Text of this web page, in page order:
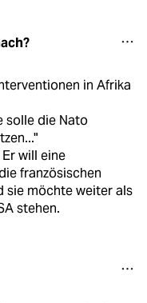
in Afrika
solle die Nato
will eine
französischen
sie möchte weiter als
stehen.